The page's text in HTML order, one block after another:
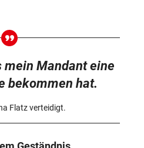
mein Mandant eine
bekommen hat.
Flatz verteidigt.